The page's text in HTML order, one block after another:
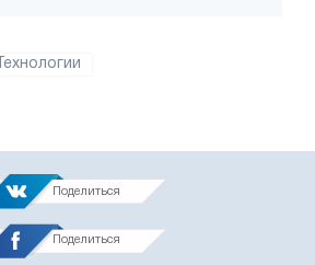
Технологии
Поделиться
Поделиться